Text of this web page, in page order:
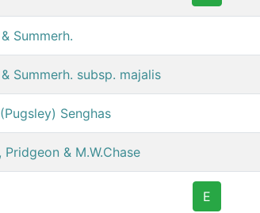
Summerh.
Summerh. subsp. majalis
Senghas
& M.W.Chase
E